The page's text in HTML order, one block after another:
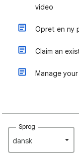
video
Opret en ny
Claim an
Manage
Sprog
dansk‎